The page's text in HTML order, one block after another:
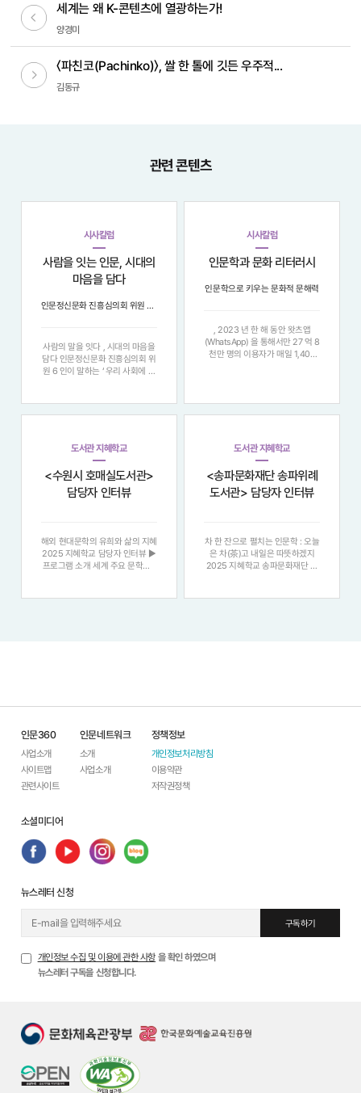
이전글
세계는 왜 K-콘텐츠에 열광하는가!
양경미
다음글
〈파친코(Pachinko)〉, 쌀 한 톨에 깃든 우주적...
김동규
관련 콘텐츠
시사칼럼
사람을 잇는 인문, 시대의
마음을 담다
인문정신문화 진흥심의회 위원 6인이 말하는 ‘우리 사회에 인문이 필요한 이유’
사람의 말을 잇다 , 시대의 마음을
담다 인문정신문화 진흥심의회 위
원 6 인이 말하는 ‘ 우리 사회에 인
식을 넘어 , 어떻게 사람에게 닿을
것인가 . 여섯 명의 인문학자는 각
시사칼럼
인문학과 문화 리터러시
인문학으로 키우는 문화적 문해력
, 2023 년 한 해 동안 왓츠앱
(WhatsApp) 을 통해서만 27 억 8
천만 명의 이용자가 매일 1,400
매개로 한 소통이 더욱 선호됨을
보여준다 . 이는 전화보다 문자 메
도서관 지혜학교
<수원시 호매실도서관>
담당자 인터뷰
해외 현대문학의 유희와 삶의 지혜
2025 지혜학교 담당자 인터뷰 ▶
프로그램 소개 세계 주요 문학상 (
철학 , 역사 , 예술성과 사유의 깊
도서관 지혜학교
<송파문화재단 송파위례
도서관> 담당자 인터뷰
차 한 잔으로 펼치는 인문학 : 오늘
은 차(茶)고 내일은 따뜻하겠지
2025 지혜학교 송파문화재단 송
차 한 잔으로 펼치는 인문학 : 오늘
인문360
사업소개
사이트맵
관련사이트
인문네트워크
소개
사업소개
정책정보
개인정보처리방침
이용약관
저작권정책
소셜미디어
뉴스레터 신청
구독하기
개인정보 수집 및 이용에 관한 사항 을 확인 하였으며
뉴스레터 구독을 신청합니다.